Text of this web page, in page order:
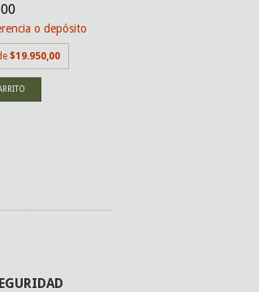
o depósito
$19.950,00